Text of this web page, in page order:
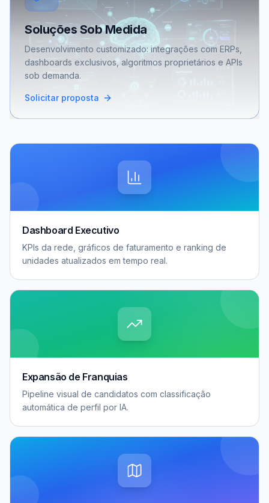
Soluções Sob Medida
Desenvolvimento customizado: integrações com ERPs,
dashboards exclusivos, algoritmos proprietários e APIs
sob demanda.
Solicitar proposta
Dashboard Executivo
KPIs da rede, gráficos de faturamento e ranking de
unidades atualizados em tempo real.
Expansão de Franquias
Pipeline visual de candidatos com classificação
automática de perfil por IA.